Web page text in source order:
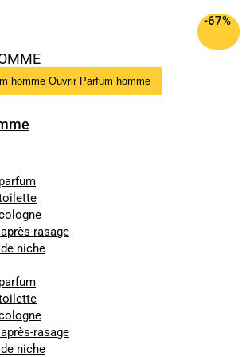
-67%
homme Ouvrir Parfum homme
rasage
niche
rasage
niche